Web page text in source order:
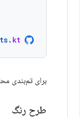
. kt
برای تم‌بندی
طرح رنگ